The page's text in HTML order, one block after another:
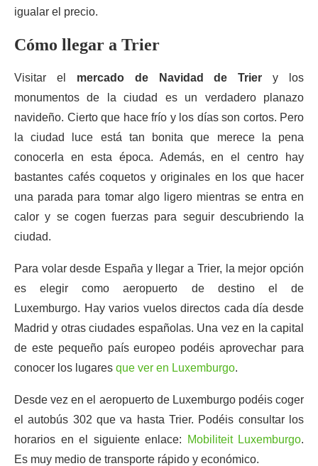
igualar el precio.
Cómo llegar a Trier
Visitar el mercado de Navidad de Trier y los
monumentos de la ciudad es un verdadero planazo
navideño. Cierto que hace frío y los días son cortos. Pero
la ciudad luce está tan bonita que merece la pena
conocerla en esta época. Además, en el centro hay
bastantes cafés coquetos y originales en los que hacer
una parada para tomar algo ligero mientras se entra en
calor y se cogen fuerzas para seguir descubriendo la
ciudad.
Para volar desde España y llegar a Trier, la mejor opción
es elegir como aeropuerto de destino el de
Luxemburgo. Hay varios vuelos directos cada día desde
Madrid y otras ciudades españolas. Una vez en la capital
de este pequeño país europeo podéis aprovechar para
conocer los lugares que ver en Luxemburgo.
Desde vez en el aeropuerto de Luxemburgo podéis coger
el autobús 302 que va hasta Trier. Podéis consultar los
horarios en el siguiente enlace:
Mobiliteit Luxemburgo.
Es muy medio de transporte rápido y económico.